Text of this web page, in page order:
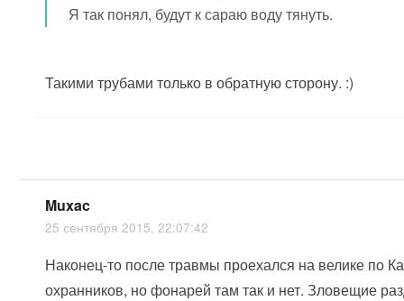
Я так понял, будут к сараю воду тянуть.
Такими трубами только в обратную сторону. :)
Muxac
25 сентября 2015, 22:07:42
Наконец-то после травмы проехался на велике по
охранников, но фонарей там так и нет. Зловещие